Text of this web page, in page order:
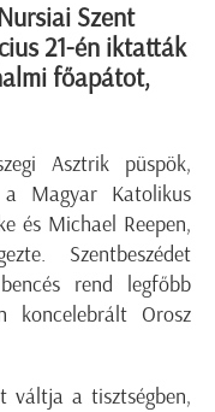
Szent
21-én iktatták
főapátot,
Asztrik püspök,
Magyar Katolikus
és Michael Reepen,
Szentbeszédet
rend legfőbb
koncelebrált Orosz
váltja a tisztségben,